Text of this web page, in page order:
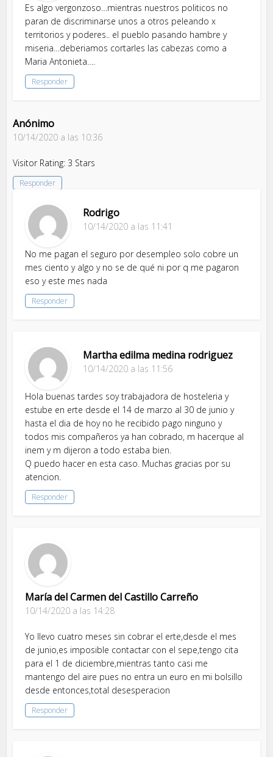
Es algo vergonzoso…mientras nuestros politicos no
paran de discriminarse unos a otros peleando x
territorios y poderes.. el pueblo pasando hambre y
miseria…deberiamos cortarles las cabezas como a
Maria Antonieta….
Responder
Anónimo
10/14/2020 a las 10:36
Visitor Rating: 3 Stars
Responder
Rodrigo
10/14/2020 a las 11:41
No me pagan el seguro por desempleo solo cobre un
mes ciento y algo y no se de qué ni por q me pagaron
eso y este mes nada
Responder
Martha edilma medina rodriguez
10/14/2020 a las 11:56
Hola buenas tardes soy trabajadora de hosteleria y
estube en erte desde el 14 de marzo al 30 de junio y
hasta el dia de hoy no he recibido pago ninguno y
todos mis compañeros ya han cobrado, m hacerque al
inem y m dijeron a todo estaba bien.
Q puedo hacer en esta caso. Muchas gracias por su
atencion.
Responder
María del Carmen del Castillo Carreño
10/14/2020 a las 14:28
Yo llevo cuatro meses sin cobrar el erte,desde el mes
de junio,es imposible contactar con el sepe,tengo cita
para el 1 de diciembre,mientras tanto casi me
mantengo del aire pues no entra un euro en mi bolsillo
desde entonces,total desesperacion
Responder